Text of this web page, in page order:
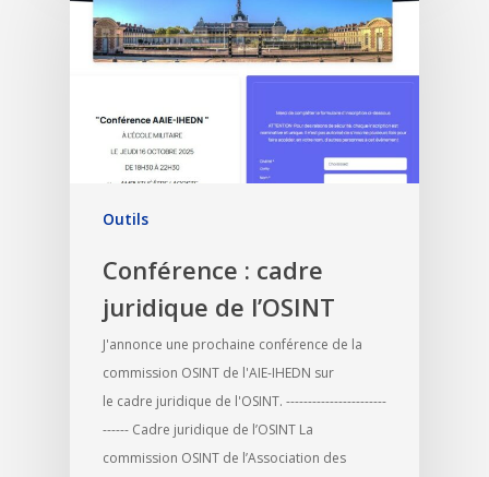
Outils
Conférence : cadre
juridique de l’OSINT
J'annonce une prochaine conférence de la
commission OSINT de l'AIE-IHEDN sur
le cadre juridique de l'OSINT. -----------------------
------ Cadre juridique de l’OSINT La
commission OSINT de l’Association des